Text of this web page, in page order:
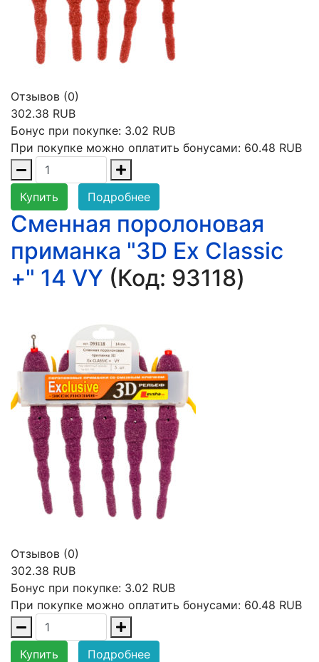
Отзывов (0)
302.38 RUB
Бонус при покупке: 3.02 RUB
При покупке можно оплатить бонусами: 60.48 RUB
Купить Подробнее
Сменная поролоновая
приманка "3D Ex Classic
+" 14 VY (Код: 93118)
Отзывов (0)
302.38 RUB
Бонус при покупке: 3.02 RUB
При покупке можно оплатить бонусами: 60.48 RUB
Купить Подробнее